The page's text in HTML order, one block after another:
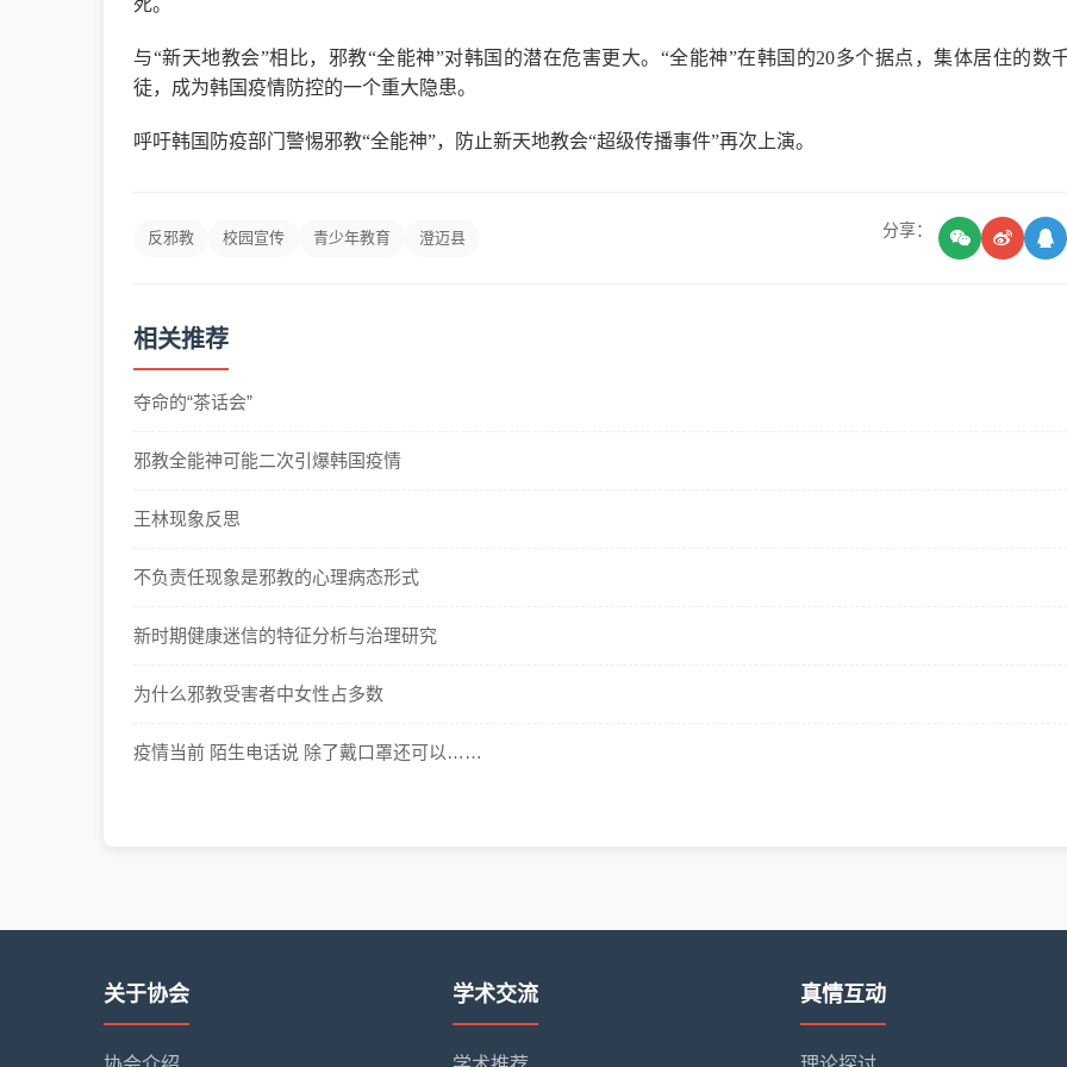
死。
与“新天地教会”相比，邪教“全能神”对韩国的潜在危害更大。“全能神”在韩国的20多个据点，集体居住的数
徒，成为韩国疫情防控的一个重大隐患。
呼吁韩国防疫部门警惕邪教“全能神”，防止新天地教会“超级传播事件”再次上演。
反邪教 校园宣传 青少年教育 澄迈县 分享：
相关推荐
夺命的“茶话会”
邪教全能神可能二次引爆韩国疫情
王林现象反思
不负责任现象是邪教的心理病态形式
新时期健康迷信的特征分析与治理研究
为什么邪教受害者中女性占多数
疫情当前 陌生电话说 除了戴口罩还可以……
关于协会 学术交流 真情互动